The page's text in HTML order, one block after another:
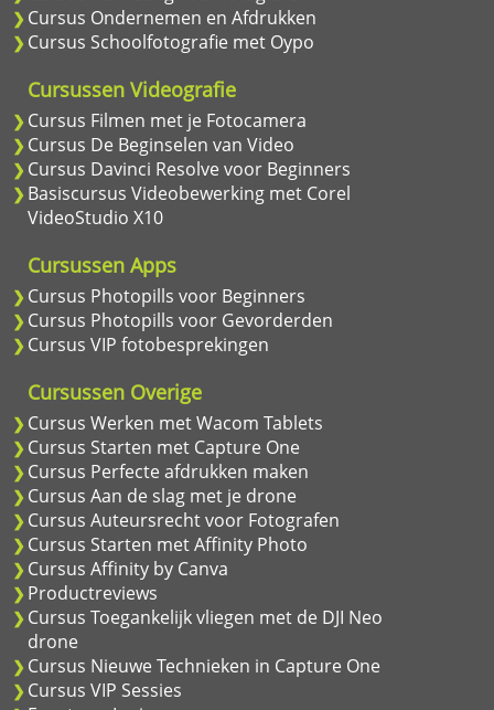
Cursus Ondernemen en Afdrukken
Cursus Schoolfotografie met Oypo
Cursussen Videografie
Cursus Filmen met je Fotocamera
Cursus De Beginselen van Video
Cursus Davinci Resolve voor Beginners
Basiscursus Videobewerking met Corel
VideoStudio X10
Cursussen Apps
Cursus Photopills voor Beginners
Cursus Photopills voor Gevorderden
Cursus VIP fotobesprekingen
Cursussen Overige
Cursus Werken met Wacom Tablets
Cursus Starten met Capture One
Cursus Perfecte afdrukken maken
Cursus Aan de slag met je drone
Cursus Auteursrecht voor Fotografen
Cursus Starten met Affinity Photo
Cursus Affinity by Canva
Productreviews
Cursus Toegankelijk vliegen met de DJI Neo
drone
Cursus Nieuwe Technieken in Capture One
Cursus VIP Sessies